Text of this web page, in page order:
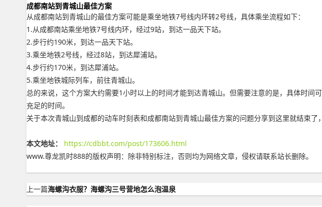
成都南站到青城山最佳方案
从成都南站到青城山的最佳方案可能是乘坐地铁7号线内环转2号线，具体乘坐流程如下：
1.从成都南站乘坐地铁7号线内环，经过9站，到达一品天下站。
2.步行约190米，到达一品天下站。
3.乘坐地铁2号线，经过8站，到达犀浦站。
4.步行约170米，到达犀浦站。
5.乘坐地铁城际列车，前往青城山。
总的来说，这个方案大约需要1小时以上的时间才能到达青城山。但需要注意的是，具体时
充足的时间。
关于本次青城山到成都的动车时刻表和成都南站到青城山最佳方案的问题分享到这里就结束了
本文地址：
https://cdbbt.com/post/173606.html
www.尊龙凯时888的版权声明： 除非特别标注，否则均为网络文章，侵权请联系站长删除。
上一篇海螺沟衣服？海螺沟三号营地怎么泡温泉